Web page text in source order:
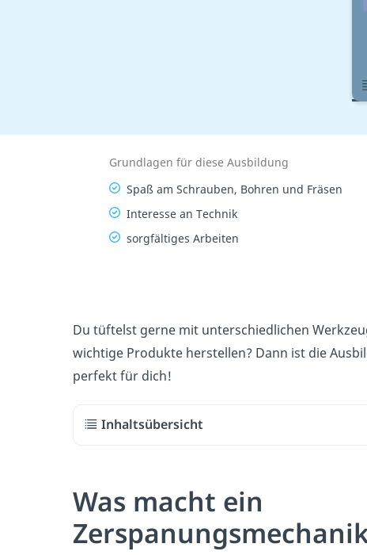
Grundlagen für diese Ausbildung
Spaß am Schrauben, Bohren und Fräsen
Interesse an Technik
sorgfältiges Arbeiten
Du tüftelst gerne mit unterschiedlichen
wichtige Produkte herstellen? Dann ist die
perfekt für dich!
Inhaltsübersicht
Was macht ein